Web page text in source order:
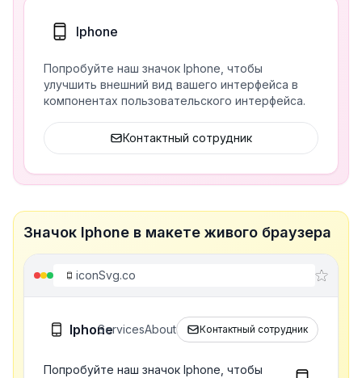
Iphone
Попробуйте наш значок Iphone, чтобы
улучшить внешний вид вашего интерфейса в
компонентах пользовательского интерфейса.
Контактный сотрудник
Значок Iphone в макете живого браузера
iconSvg.co
IphoneServicesAbout Контактный сотрудник
Попробуйте наш значок Iphone, чтобы